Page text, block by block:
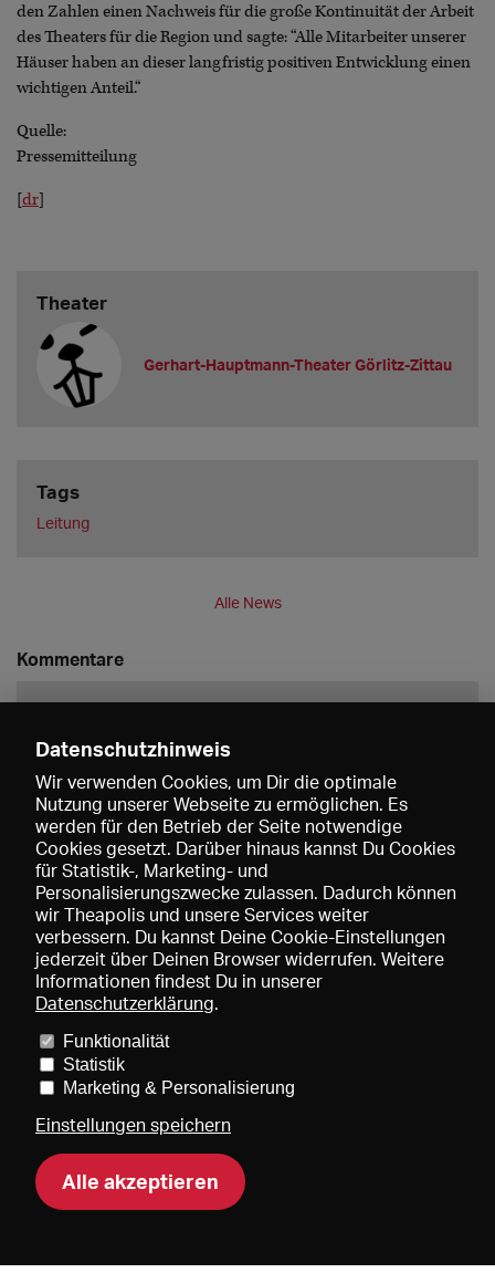
den Zahlen einen Nachweis für die große Kontinuität der Arbeit
des Theaters für die Region und sagte: “Alle Mitarbeiter unserer
Häuser haben an dieser langfristig positiven Entwicklung einen
wichtigen Anteil.“
Quelle:
Pressemitteilung
[dr]
Theater
Gerhart-Hauptmann-Theater Görlitz-Zittau
Tags
Leitung
Alle News
Kommentare
Speichern
Preise und Mitgliedschaften
Mediadaten
Über uns Impressum
DE
Datenschutzhinweis
Wir verwenden Cookies, um Dir die optimale
Nutzung unserer Webseite zu ermöglichen. Es
werden für den Betrieb der Seite notwendige
Cookies gesetzt. Darüber hinaus kannst Du Cookies
für Statistik-, Marketing- und
Personalisierungszwecke zulassen. Dadurch können
wir Theapolis und unsere Services weiter
verbessern. Du kannst Deine Cookie-Einstellungen
jederzeit über Deinen Browser widerrufen. Weitere
Informationen findest Du in unserer
Datenschutzerklärung.
Funktionalität
Statistik
Marketing & Personalisierung
Einstellungen speichern
Alle akzeptieren